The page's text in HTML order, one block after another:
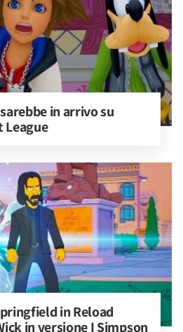
in arrivo su
League
in Reload
in versione I Simpson